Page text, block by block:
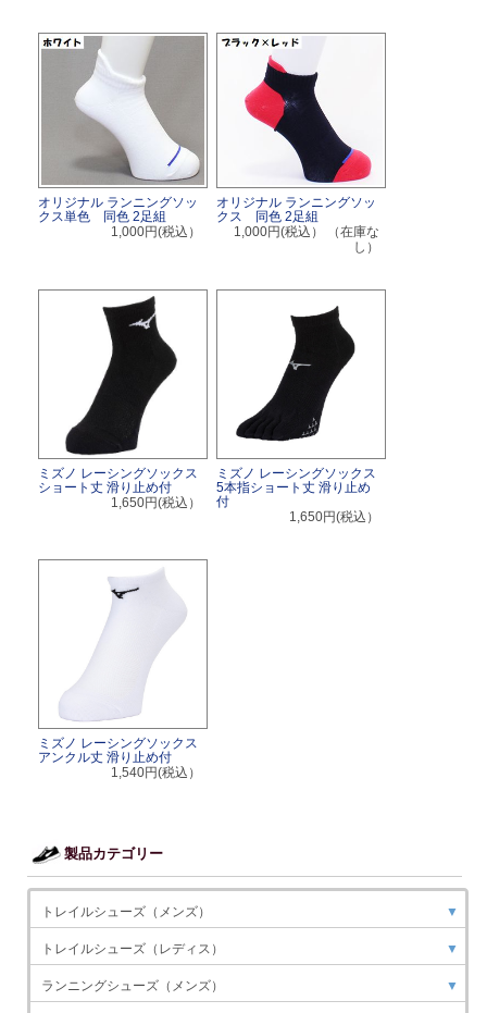
オリジナル ランニングソッ
クス単色 同色 2足組
1,000円(税込）
オリジナル ランニングソッ
クス 同色 2足組
1,000円(税込）
（在庫な
し）
ミズノ レーシングソックス
ショート丈 滑り止め付
1,650円(税込）
ミズノ レーシングソックス
5本指ショート丈 滑り止め
付
1,650円(税込）
ミズノ レーシングソックス
アンクル丈 滑り止め付
1,540円(税込）
製品カテゴリー
トレイルシューズ（メンズ） ▼
トレイルシューズ（レディス） ▼
ランニングシューズ（メンズ） ▼